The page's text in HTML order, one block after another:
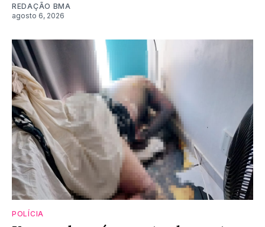
REDAÇÃO BMA
agosto 6, 2026
POLÍCIA